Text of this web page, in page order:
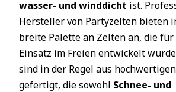
wasser- und winddicht ist.
Hersteller von Partyzelten bieten
breite Palette an Zelten an, die
Einsatz im Freien entwickelt
sind in der Regel aus
gefertigt, die sowohl Schnee- und